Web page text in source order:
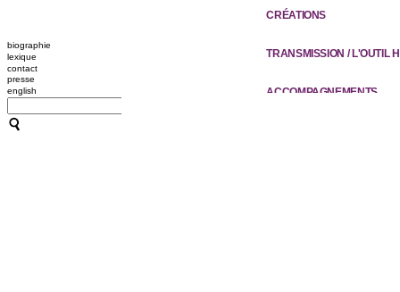
CRÉATIONS
TRANSMISSION / L'OUTIL
ACCOMPAGNEMENTS
biographie
lexique
contact
presse
english